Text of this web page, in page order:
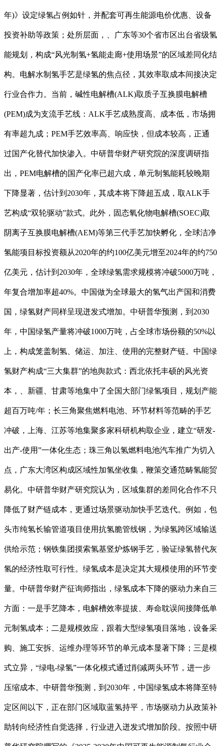
年)》设定绿氢占例如针，并配套可再生能源电价优惠、设备
投资补助等政策；处所层面，、广东等30个省市区出台省级氢
能规划，构成“风光制氢+氢能走廊+使用场景”的区域差同化结
构。电解水制氢手艺是绿氢的焦点径，其效率取成本间接决定
行业合作力。当前，碱性电解槽(ALK)取质子互换膜电解槽
(PEM)成为支流手艺线：ALK手艺成熟度高、成本低，市场拥
有率超九成；PEM手艺效率高、响应快，但成本较高，正通
过国产化替代加快渗入。中研普华财产研究院的深度调研指
出，PEM电解槽的国产化率已超六成，单元制氢能耗较晚期
下降显著，估计到2030年，其成本将下降超五成，取ALK手
艺构成“双轮驱动”款式。此外，固态氧化物电解槽(SOEC)取
阴离子互换膜电解槽(AEM)等第三代手艺加快孵化，全球洁净
氢能项目标投资额从2020年的约100亿美元增至2024年的约750
亿美元，估计到2030年，全球绿氢需求规模将冲破5000万吨，
年复合增加率超40%。中国做为全球最大的氢气出产国和消费
国，绿氢财产同样呈现迸发式增加。中研普华预测，到2030
年，中国绿氢产量将冲破1000万吨，占全球市场份额的50%以
上，构成笼盖制氢、储运、加注、使用的完整财产链。中国绿
氢财产构成“三大集群”的地舆款式：西北依托丰硕的风光资
本，、新疆、甘肃等地集中了全国大部门绿氢项目，规划产能
超百万吨/年；长三角聚焦燃料电池、环节材料等范畴的手艺
冲破，上海、江苏等地集聚多家科研机构取企业，建立“研发-
出产-使用”一体化生态；珠三角以氢燃料电池汽车推广为切入
点，广东大湾区构成区域性加氢坐收集，鞭策交通范畴氢能贸
易化。中研普华财产研究院认为，区域集群的差同化合作不只
降低了财产链成本，更通过场景驱动加快手艺迭代。例如，包
头市纯氢长输管道项目使用抗氢脆管线钢，为绿氢跨区域输送
供给示范；钢铁集团摸索氢基竖炉炼钢手艺，验证绿氢替代灰
氢的经济性取可行性。绿氢成本是决定其大规模使用的环节变
量。中研普华财产征询师指出，绿氢成本下降的驱动力来自三
方面：一是手艺降本，电解槽效率提拔、寿命耽误间接降低单
元制氢成本；二是规模效应，跟着大型绿氢项目落地，设备采
购、施工安拆、运维办理等环节的单元成本显著下降；三是模
式立异，“绿电-绿氢”一体化模式通过削减两头环节，进一步
压缩成本。中研普华预测，到2030年，中国绿氢成本将降至特
定区间以下，正在部门区域取蓝氢持平，市场驱动力从政策补
助转向经济性自觉选择，行业进入迸发式增加阶段。按照中研